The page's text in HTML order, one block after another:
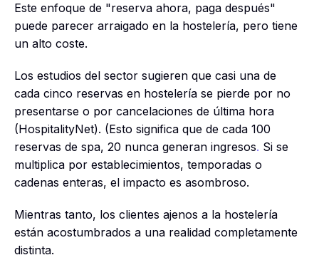
Este enfoque de "reserva ahora, paga después"
puede parecer arraigado en la hostelería, pero tiene
un alto coste.
Los estudios del sector sugieren que casi una de
cada cinco reservas en hostelería se pierde por no
presentarse o por cancelaciones de última hora
(HospitalityNet). (Esto significa que de cada 100
reservas de spa, 20 nunca generan ingresos. Si se
multiplica por establecimientos, temporadas o
cadenas enteras, el impacto es asombroso.
Mientras tanto, los clientes ajenos a la hostelería
están acostumbrados a una realidad completamente
distinta.